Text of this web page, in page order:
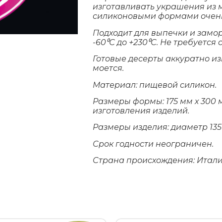
изготавливать украшения из
силиконовыми формами
Подходит для выпечки и
-60⁰С до +230⁰С. Не
Готовые десерты аккуратно
моется.
Материал: пищевой силикон.
Размеры формы: 175 мм х 300
изготовления изделий.
Размеры изделия: диаметр
Срок годности неограничен.
Страна происхождения: